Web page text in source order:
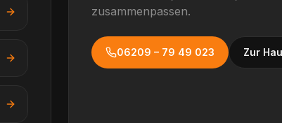
zusammenpassen.
06209 – 79 49 023 Zur